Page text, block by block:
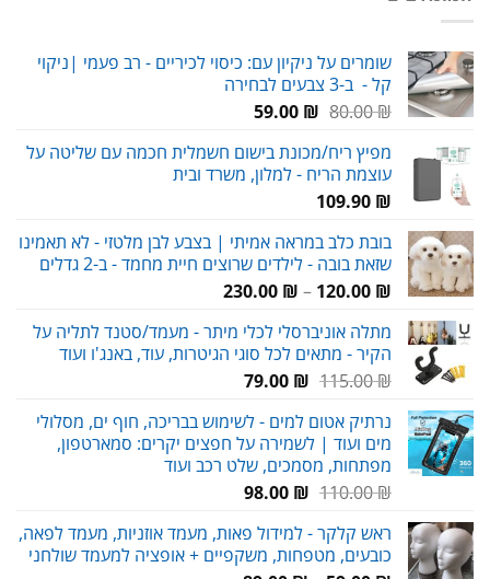
שומרים על ניקיון עם: כיסוי לכיריים - רב פעמי |ניקוי
קל - ב-3 צבעים לבחירה
80.00₪
המחיר
היה:
80.00 ₪.
59.00 ₪
המחיר
הוא:
59.00 ₪.
מפיץ ריח/מכונת בישום חשמלית חכמה עם שליטה על
עוצמת הריח - למלון, משרד ובית
109.90 ₪
בובת כלב במראה אמיתי | בצבע לבן מלטזי - לא תאמינו
שזאת בובה - לילדים שרוצים חיית מחמד - ב-2 גדלים
120.00 ₪
–
230.00 ₪
טווח
עד
מתלה אוניברסלי לכלי מיתר - מעמד/סטנד לתליה על
הקיר - מתאים לכל סוגי הגיטרות, עוד, באנג'ו ועוד
115.00₪
המחיר
היה:
115.00 ₪.
79.00 ₪
המחיר
הוא:
79.00 ₪.
נרתיק אטום למים - לשימוש בבריכה, חוף ים, מסלולי
מים ועוד | לשמירה על חפצים יקרים: סמארטפון,
מפתחות, מסמכים, שלט רכב ועוד
110.00₪
המחיר
היה:
110.00 ₪.
98.00 ₪
המחיר
הוא:
98.00 ₪.
ראש קלקר - למידול פאות, מעמד אוזניות, מעמד לפאה,
כובעים, מטפחות, משקפיים + אופציה למעמד שולחני